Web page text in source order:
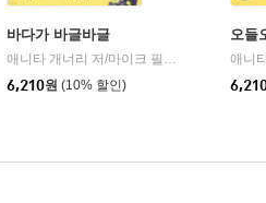
바다가 바글바글
애니타 개너리 저/마이크 필립스 그림/이명연 역
6,210원 (10% 할인)
오들